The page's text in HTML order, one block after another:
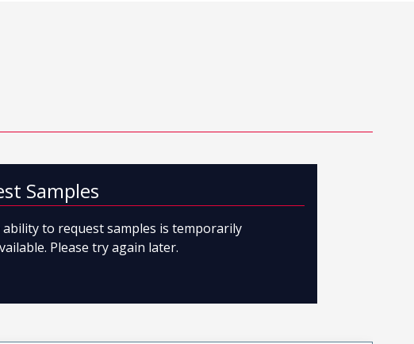
Samples
ability to request samples is temporarily
Please try again later.